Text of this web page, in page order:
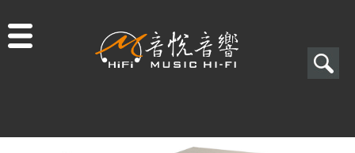
搜
搜
尋